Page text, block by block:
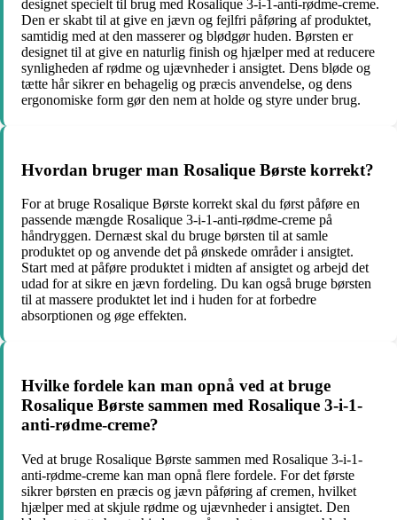
designet specielt til brug med Rosalique 3-i-1-anti-rødme-creme.
Den er skabt til at give en jævn og fejlfri påføring af produktet,
samtidig med at den masserer og blødgør huden. Børsten er
designet til at give en naturlig finish og hjælper med at reducere
synligheden af ​​rødme og ujævnheder i ansigtet. Dens bløde og
tætte hår sikrer en behagelig og præcis anvendelse, og dens
ergonomiske form gør den nem at holde og styre under brug.
Hvordan bruger man Rosalique Børste korrekt?
For at bruge Rosalique Børste korrekt skal du først påføre en
passende mængde Rosalique 3-i-1-anti-rødme-creme på
håndryggen. Dernæst skal du bruge børsten til at samle
produktet op og anvende det på ønskede områder i ansigtet.
Start med at påføre produktet i midten af ansigtet og arbejd det
udad for at sikre en jævn fordeling. Du kan også bruge børsten
til at massere produktet let ind i huden for at forbedre
absorptionen og øge effekten.
Hvilke fordele kan man opnå ved at bruge
Rosalique Børste sammen med Rosalique 3-i-1-
anti-rødme-creme?
Ved at bruge Rosalique Børste sammen med Rosalique 3-i-1-
anti-rødme-creme kan man opnå flere fordele. For det første
sikrer børsten en præcis og jævn påføring af cremen, hvilket
hjælper med at skjule rødme og ujævnheder i ansigtet. Den